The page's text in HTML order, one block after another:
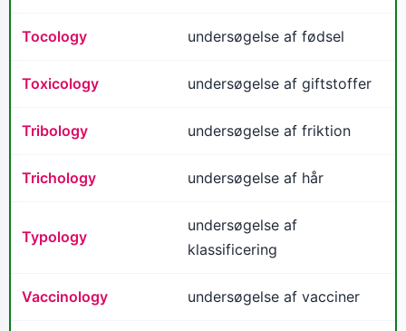
Tocology undersøgelse af fødsel
Toxicology undersøgelse af giftstoffer
Tribology undersøgelse af friktion
Trichology undersøgelse af hår
Typology
undersøgelse af
klassificering
Vaccinology undersøgelse af vacciner